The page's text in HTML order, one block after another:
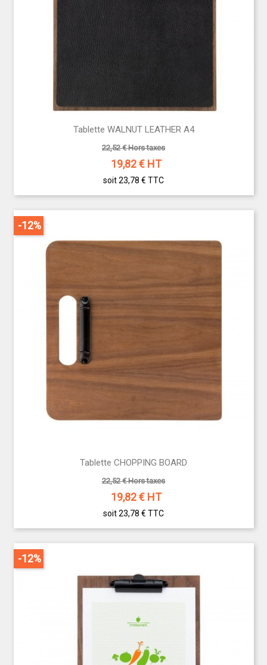
Tablette WALNUT LEATHER A4
22,52 € Hors taxes
19,82€ HT
soit 23,78 € TTC
Tablette CHOPPING BOARD
22,52 € Hors taxes
19,82€ HT
soit 23,78 € TTC
-12%
-12%